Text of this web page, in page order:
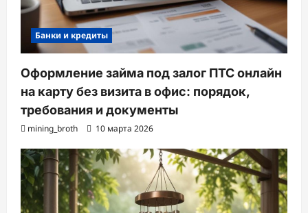
Банки и кредиты
Оформление займа под залог ПТС онлайн
на карту без визита в офис: порядок,
требования и документы
mining_broth 10 марта 2026